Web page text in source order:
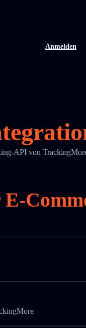
Anmelden
API von